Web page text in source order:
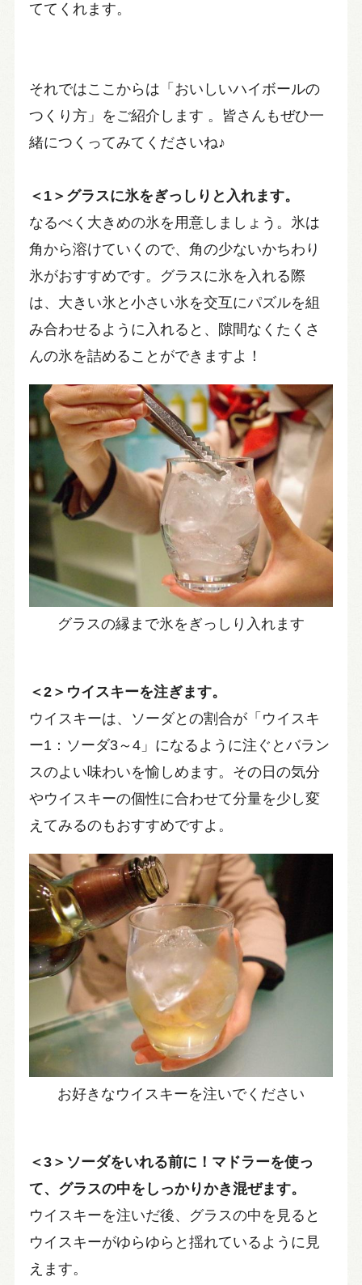
ててくれます。
それではここからは「おいしいハイボールの
つくり方」をご紹介します 。皆さんもぜひ一
緒につくってみてくださいね♪
＜1＞グラスに氷をぎっしりと入れます。
なるべく大きめの氷を用意しましょう。氷は
角から溶けていくので、角の少ないかちわり
氷がおすすめです。グラスに氷を入れる際
は、大きい氷と小さい氷を交互にパズルを組
み合わせるように入れると、隙間なくたくさ
んの氷を詰めることができますよ！
グラスの縁まで氷をぎっしり入れます
＜2＞ウイスキーを注ぎます。
ウイスキーは、ソーダとの割合が「ウイスキ
ー1：ソーダ3～4」になるように注ぐとバラン
スのよい味わいを愉しめます。その日の気分
やウイスキーの個性に合わせて分量を少し変
えてみるのもおすすめですよ。
お好きなウイスキーを注いでください
＜3＞ソーダをいれる前に！マドラーを使っ
て、グラスの中をしっかりかき混ぜます。
ウイスキーを注いだ後、グラスの中を見ると
ウイスキーがゆらゆらと揺れているように見
えます。